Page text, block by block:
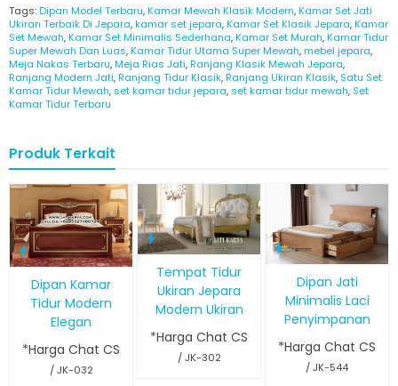
Tags:Dipan Model Terbaru,Kamar Mewah Klasik Modern,Kamar Set Jati
Ukiran Terbaik Di Jepara,kamar set jepara,Kamar Set Klasik Jepara,Kamar
Set Mewah,Kamar Set Minimalis Sederhana,Kamar Set Murah,Kamar Tidur
Super Mewah Dan Luas,Kamar Tidur Utama Super Mewah,mebel jepara,
Meja Nakas Terbaru,Meja Rias Jati,Ranjang Klasik Mewah Jepara,
Ranjang Modern Jati,Ranjang Tidur Klasik,Ranjang Ukiran Klasik, Satu Set
Kamar Tidur Mewah,set kamar tidur jepara,set kamar tidur mewah, Set
Kamar Tidur Terbaru
Produk Terkait
Dipan Kamar
Tidur Modern
Elegan
*Harga Chat CS
/ JK-032
Tempat Tidur
Ukiran Jepara
Modern Ukiran
*Harga Chat CS
/ JK-302
Dipan Jati
Minimalis Laci
Penyimpanan
*Harga Chat CS
/ JK-544